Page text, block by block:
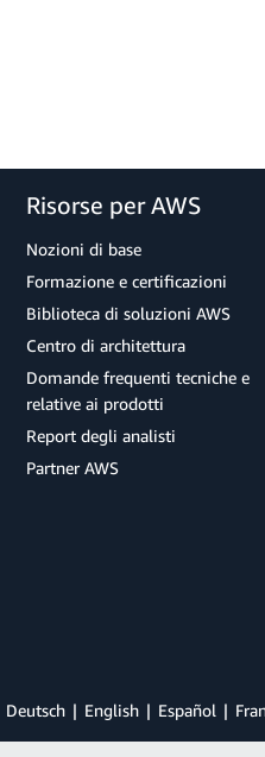
Risorse per AWS
Nozioni di base
Formazione e certificazioni
Biblioteca di soluzioni AWS
Centro di architettura
Domande frequenti tecniche e
relative ai prodotti
Report degli analisti
Partner AWS
Deutsch English Español